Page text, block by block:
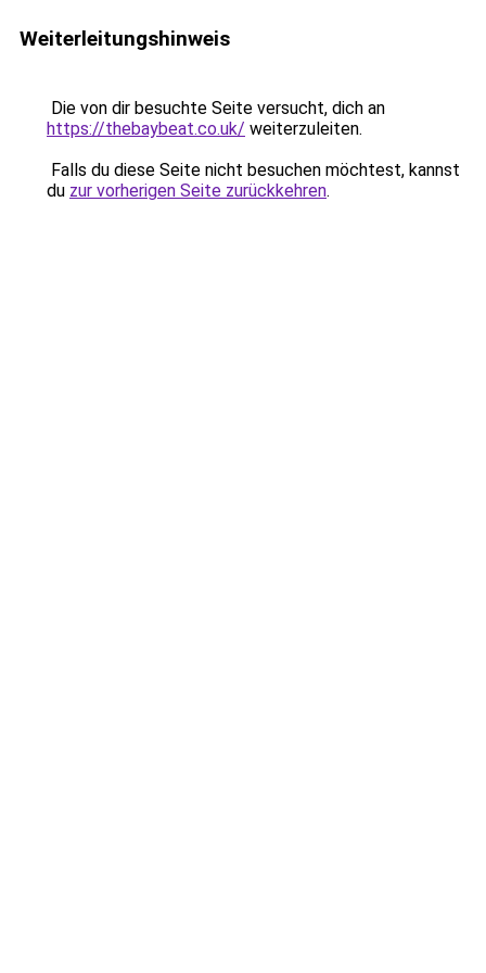
Weiterleitungshinweis
Die von dir besuchte Seite versucht, dich an
https://thebaybeat.co.uk/ weiterzuleiten.
Falls du diese Seite nicht besuchen möchtest, kannst
du zur vorherigen Seite zurückkehren.